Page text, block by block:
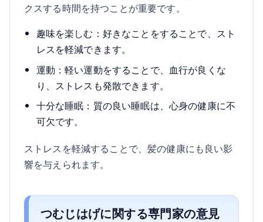
クスする時間を持つことが重要です。
趣味を楽しむ：好きなことをすることで、スト
レスを軽減できます。
運動：軽い運動をすることで、血行が良くな
り、ストレスも発散できます。
十分な睡眠：質の良い睡眠は、心身の健康に不
可欠です。
ストレスを軽減することで、髪の健康にも良い影
響を与えられます。
つむじはげに関する専門家の意見